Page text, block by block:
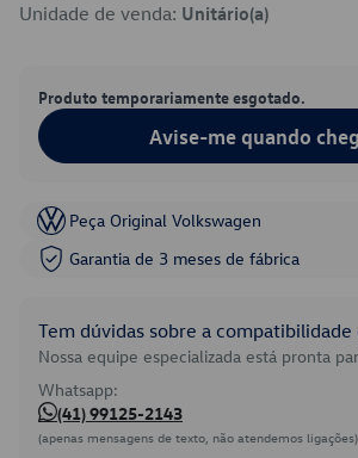
Unidade de venda: Unitário(a)
Produto temporariamente esgotado.
Avise-me quando
Peça Original Volkswagen
Garantia de 3 meses de fábrica
Tem dúvidas sobre a
Nossa equipe especializada está pronta
Whatsapp:
(41) 99125-2143
(apenas mensagens de texto, não atendemos ligações)